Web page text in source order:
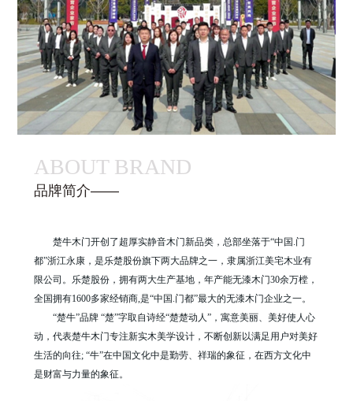
ABOUT BRAND
品牌简介——
楚牛木门开创了超厚实静音木门新品类，总部坐落于“中国.门
都”浙江永康，是乐楚股份旗下两大品牌之一，隶属浙江美宅木业有
限公司。乐楚股份，拥有两大生产基地，年产能无漆木门30余万樘，
全国拥有1600多家经销商,是“中国.门都”最大的无漆木门企业之一。
“楚牛”品牌 “楚”字取自诗经“楚楚动人”，寓意美丽、美好使人心
动，代表楚牛木门专注新实木美学设计，不断创新以满足用户对美好
生活的向往; “牛”在中国文化中是勤劳、祥瑞的象征，在西方文化中
是财富与力量的象征。